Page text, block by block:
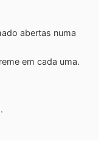
abertas numa
em cada uma.